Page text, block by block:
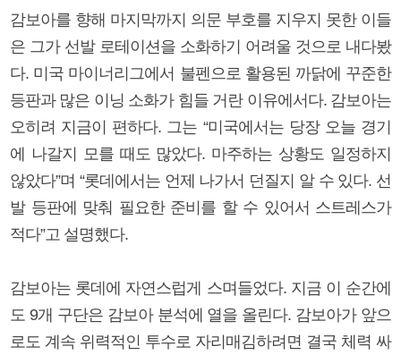
감보아를 향해 마지막까지 의문 부호를 지우지 못한 이들
은 그가 선발 로테이션을 소화하기 어려울 것으로 내다봤
다. 미국 마이너리그에서 불펜으로 활용된 까닭에 꾸준한
등판과 많은 이닝 소화가 힘들 거란 이유에서다. 감보아는
오히려 지금이 편하다. 그는 “미국에서는 당장 오늘 경기
에 나갈지 모를 때도 많았다. 마주하는 상황도 일정하지
않았다”며 “롯데에서는 언제 나가서 던질지 알 수 있다. 선
발 등판에 맞춰 필요한 준비를 할 수 있어서 스트레스가
적다”고 설명했다.
감보아는 롯데에 자연스럽게 스며들었다. 지금 이 순간에
도 9개 구단은 감보아 분석에 열을 올린다. 감보아가 앞으
로도 계속 위력적인 투수로 자리매김하려면 결국 체력 싸